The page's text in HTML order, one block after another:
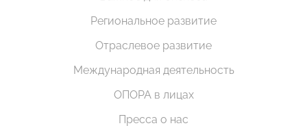
Региональное развитие
Отраслевое развитие
Международная деятельность
ОПОРА в лицах
Пресса о нас